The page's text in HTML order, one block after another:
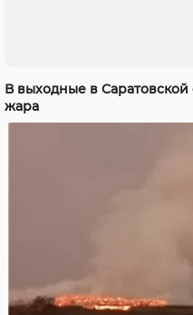
В выходные в Саратовской
жара